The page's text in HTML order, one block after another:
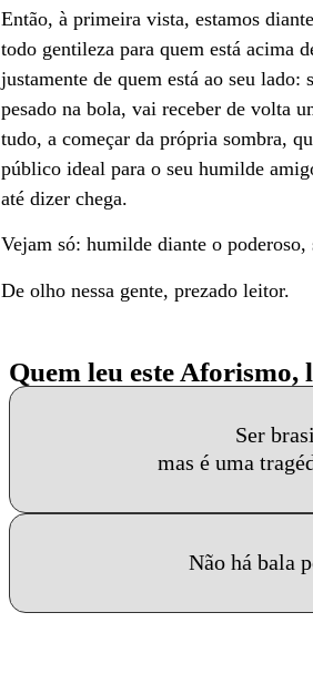
Então, à primeira vista, estamos
todo gentileza para quem está acima
justamente de quem está ao seu
pesado na bola, vai receber de volta
tudo, a começar da própria sombra,
público ideal para o seu humilde
até dizer chega.
Vejam só: humilde diante o
De olho nessa gente, prezado leitor.
Quem leu este Aforismo,
Ser
mas é uma
Não há bala